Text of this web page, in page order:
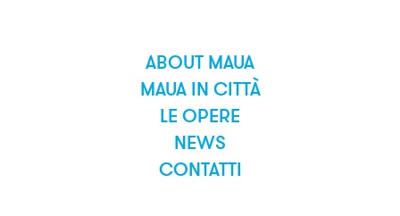
ABOUT MAUA
MAUA IN CITTÀ
LE OPERE
NEWS
CONTATTI